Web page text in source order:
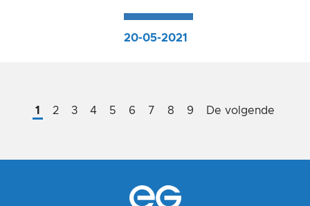
20-05-2021
1 2 3 4 5 6 7 8 9 De volgende